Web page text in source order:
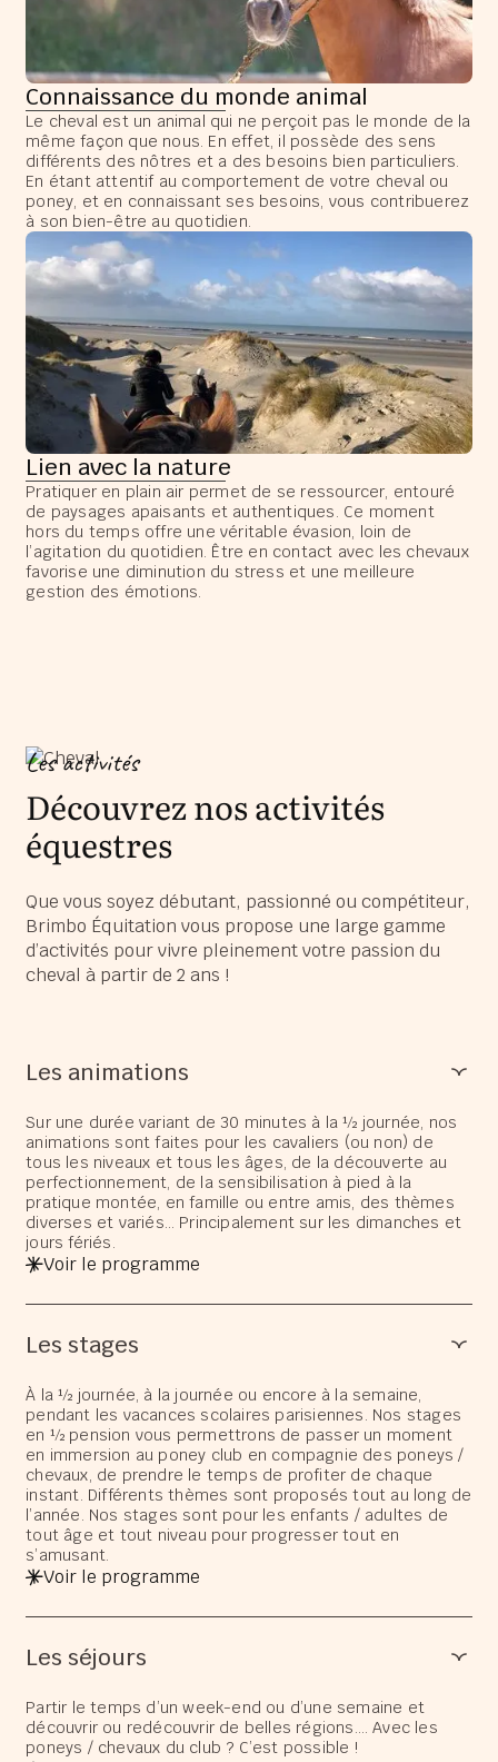
Connaissance du monde animal
Le cheval est un animal qui ne perçoit pas le monde de la
même façon que nous. En effet, il possède des sens
différents des nôtres et a des besoins bien particuliers.
En étant attentif au comportement de votre cheval ou
poney, et en connaissant ses besoins, vous contribuerez
à son bien-être au quotidien.
Lien avec la nature
Pratiquer en plain air permet de se ressourcer, entouré
de paysages apaisants et authentiques. Ce moment
hors du temps offre une véritable évasion, loin de
l’agitation du quotidien. Être en contact avec les chevaux
favorise une diminution du stress et une meilleure
gestion des émotions.
Les activités
Découvrez nos activités
équestres
Que vous soyez débutant, passionné ou compétiteur,
Brimbo Équitation vous propose une large gamme
d’activités pour vivre pleinement votre passion du
cheval à partir de 2 ans !
Les animations
Sur une durée variant de 30 minutes à la ½ journée, nos
animations sont faites pour les cavaliers (ou non) de
tous les niveaux et tous les âges, de la découverte au
perfectionnement, de la sensibilisation à pied à la
pratique montée, en famille ou entre amis, des thèmes
diverses et variés… Principalement sur les dimanches et
jours fériés.
Voir le programme
Les stages
À la ½ journée, à la journée ou encore à la semaine,
pendant les vacances scolaires parisiennes. Nos stages
en ½ pension vous permettrons de passer un moment
en immersion au poney club en compagnie des poneys /
chevaux, de prendre le temps de profiter de chaque
instant. Différents thèmes sont proposés tout au long de
l’année. Nos stages sont pour les enfants / adultes de
tout âge et tout niveau pour progresser tout en
s’amusant.
Voir le programme
Les séjours
Partir le temps d’un week-end ou d’une semaine et
découvrir ou redécouvrir de belles régions…. Avec les
poneys / chevaux du club ? C’est possible !